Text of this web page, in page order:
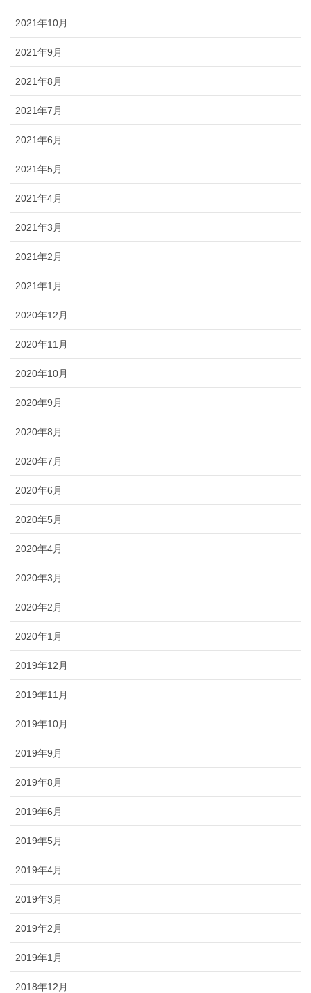
2021年10月
2021年9月
2021年8月
2021年7月
2021年6月
2021年5月
2021年4月
2021年3月
2021年2月
2021年1月
2020年12月
2020年11月
2020年10月
2020年9月
2020年8月
2020年7月
2020年6月
2020年5月
2020年4月
2020年3月
2020年2月
2020年1月
2019年12月
2019年11月
2019年10月
2019年9月
2019年8月
2019年6月
2019年5月
2019年4月
2019年3月
2019年2月
2019年1月
2018年12月